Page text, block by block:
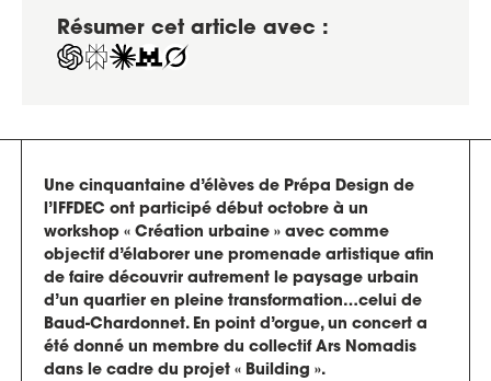
Résumer cet article avec :
Une cinquantaine d’élèves de Prépa Design de
l’IFFDEC ont participé début octobre à un
workshop « Création urbaine » avec comme
objectif d’élaborer une promenade artistique afin
de faire découvrir autrement le paysage urbain
d’un quartier en pleine transformation…celui de
Baud-Chardonnet. En point d’orgue, un concert a
été donné un membre du collectif Ars Nomadis
dans le cadre du projet « Building ».